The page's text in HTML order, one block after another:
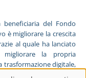
beneficiaria del Fondo
è migliorare la crescita
al quale ha lanciato
la propria
trasformazione digitale,